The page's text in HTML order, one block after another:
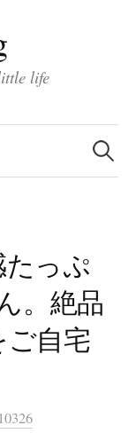
life
検
索:
っぷ
。絶品
自宅